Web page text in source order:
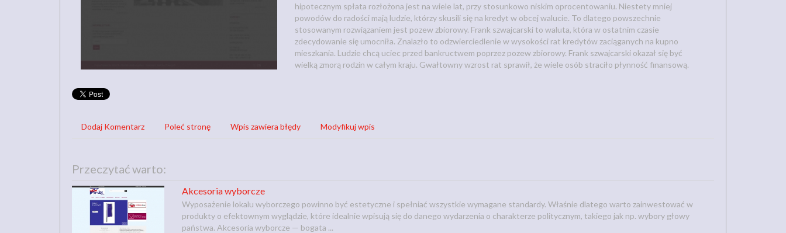
hipotecznym spłata rozłożona jest na wiele lat, przy stosunkowo niskim oprocentowaniu. Niestety mniej
powodów do radości mają ludzie, którzy skusili się na kredyt w obcej walucie. To dlatego powszechnie
stosowanym rozwiązaniem jest pozew zbiorowy. Frank szwajcarski to waluta, która w ostatnim czasie
zdecydowanie się umocniła. Znalazło to odzwierciedlenie w wysokości rat kredytów zaciąganych na kupno
mieszkania. Ludzie chcą uciec przed bankructwem poprzez pozew zbiorowy. Frank szwajcarski okazał się być
wielką zmorą rodzin w całym kraju. Gwałtowny wzrost rat sprawił, że wiele osób straciło płynność finansową.
Dodaj Komentarz Poleć stronę Wpis zawiera błędy Modyfikuj wpis
Przeczytać warto:
Akcesoria wyborcze
Wyposażenie lokalu wyborczego powinno być estetyczne i spełniać wszystkie wymagane standardy. Właśnie dlatego warto zainwestować w
produkty o efektownym wyglądzie, które idealnie wpisują się do danego wydarzenia o charakterze politycznym, takiego jak np. wybory głowy
państwa. Akcesoria wyborcze — bogata ...